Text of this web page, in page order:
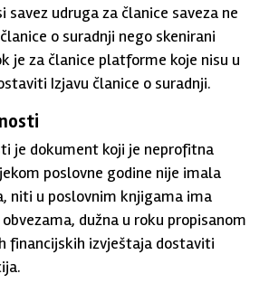
savez udruga za članice saveza ne
o suradnji nego skenirani
je za članice platforme koje nisu u
Izjavu članice o suradnji.
je dokument koji je neprofitna
poslovne godine nije imala
niti u poslovnim knjigama ima
dužna u roku propisanom
financijskih izvještaja dostaviti